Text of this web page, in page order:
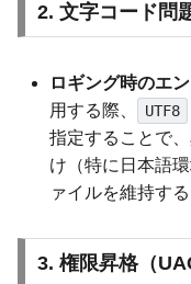
2. 文字コード問
ロギング時のエ
用する際、
UTF8
指定することで
け（特に日本語
ァイルを維持する
3. 権限昇格（